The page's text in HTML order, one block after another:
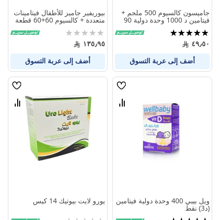
جاميسون كالسيوم 500 ملجم +
فيتامين د 1000 وحدة دولية 90
كبسولة
تقييم:
100%
٤٩٫٥٠
أضف إلى عربة التسوق
بيوريفير جاميز للأطفال فيتامينات
متعددة + كالسيوم 60+60 قطعة
Rating:
0%
١٣٥٫٩٥
أضف إلى عربة التسوق
قائمة
قارن
ويل بيبي 400 وحدة دولية فيتامين
(د3) نقط
قائمة
قارن
يورو لايت بيوتيك 14 كيس